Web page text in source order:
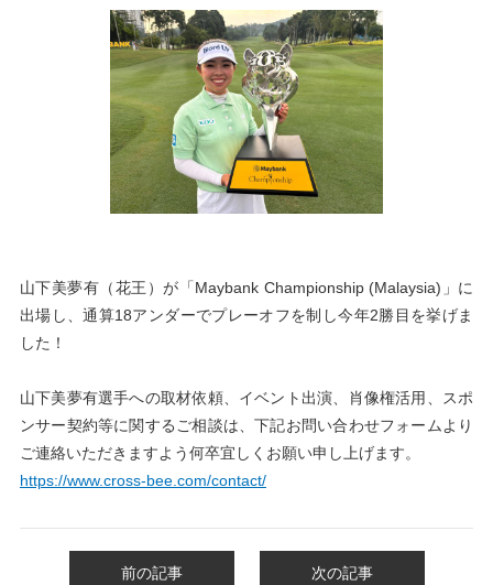
山下美夢有（花王）が「Maybank Championship (Malaysia)」 に
出場し、通算18アンダーでプレーオフを制し今年2勝目を挙げま
した！
山下美夢有選手への取材依頼、イベント出演、肖像権活用、スポ
ンサー契約等に関するご相談は、下記お問い合わせフォームより
ご連絡いただきますよう何卒宜しくお願い申し上げます。
https://www.cross-bee.com/contact/
前の記事 次の記事